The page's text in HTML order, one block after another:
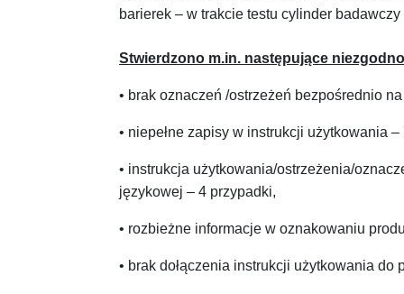
barierek – w trakcie testu cylinder
Stwierdzono m.in. następujące
• brak oznaczeń /ostrzeżeń bezpośrednio
• niepełne zapisy w instrukcji użytkowania
• instrukcja użytkowania/ostrzeżenia/
językowej – 4 przypadki,
• rozbieżne informacje w oznakowaniu
• brak dołączenia instrukcji użytkowania do